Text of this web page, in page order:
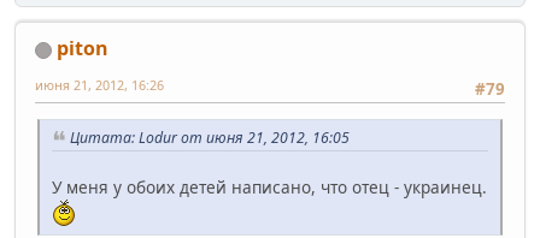
piton
#79
июня 21, 2012, 16:26
Цитата: Lodur от июня 21, 2012, 16:05
У меня у обоих детей написано, что отец - украинец.